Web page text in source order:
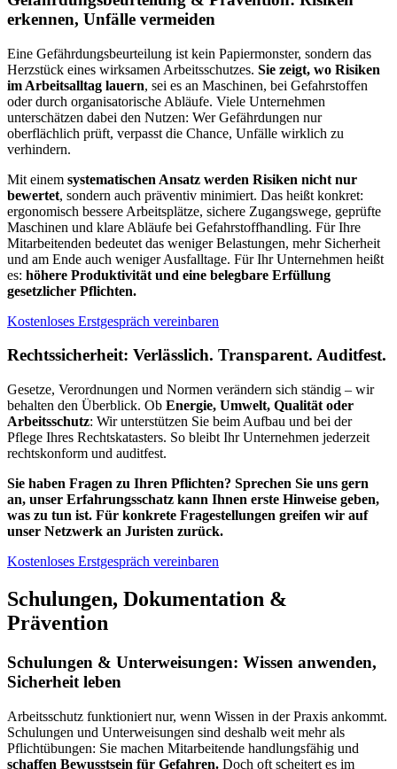
erkennen, Unfälle vermeiden
Eine Gefährdungsbeurteilung ist kein Papiermonster, sondern das
Herzstück eines wirksamen Arbeitsschutzes. Sie zeigt, wo Risiken
im Arbeitsalltag lauern, sei es an Maschinen, bei Gefahrstoffen
oder durch organisatorische Abläufe. Viele Unternehmen
unterschätzen dabei den Nutzen: Wer Gefährdungen nur
oberflächlich prüft, verpasst die Chance, Unfälle wirklich zu
verhindern.
Mit einem systematischen Ansatz werden Risiken nicht nur
bewertet, sondern auch präventiv minimiert. Das heißt konkret:
ergonomisch bessere Arbeitsplätze, sichere Zugangswege, geprüfte
Maschinen und klare Abläufe bei Gefahrstoffhandling. Für Ihre
Mitarbeitenden bedeutet das weniger Belastungen, mehr Sicherheit
und am Ende auch weniger Ausfalltage. Für Ihr Unternehmen heißt
es: höhere Produktivität und eine belegbare Erfüllung
gesetzlicher Pflichten.
Kostenloses Erstgespräch vereinbaren
Rechtssicherheit: Verlässlich. Transparent. Auditfest.
Gesetze, Verordnungen und Normen verändern sich ständig – wir
behalten den Überblick. Ob Energie, Umwelt, Qualität oder
Arbeitsschutz: Wir unterstützen Sie beim Aufbau und bei der
Pflege Ihres Rechtskatasters. So bleibt Ihr Unternehmen jederzeit
rechtskonform und auditfest.
Sie haben Fragen zu Ihren Pflichten? Sprechen Sie uns gern
an, unser Erfahrungsschatz kann Ihnen erste Hinweise geben,
was zu tun ist. Für konkrete Fragestellungen greifen wir auf
unser Netzwerk an Juristen zurück.
Kostenloses Erstgespräch vereinbaren
Schulungen, Dokumentation &
Prävention
Schulungen & Unterweisungen: Wissen anwenden,
Sicherheit leben
Arbeitsschutz funktioniert nur, wenn Wissen in der Praxis ankommt.
Schulungen und Unterweisungen sind deshalb weit mehr als
Pflichtübungen: Sie machen Mitarbeitende handlungsfähig und
schaffen Bewusstsein für Gefahren. Doch oft scheitert es im